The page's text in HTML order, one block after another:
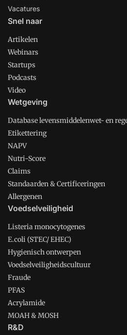
Vacatures
Snel naar
Artikelen
Webinars
Startups
Podcasts
Video
Wetgeving
Database levensmiddelenwet- en
Etikettering
NAPV
Nutri-Score
Claims
Standaarden & Certificeringen
Allergenen
Voedselveiligheid
Listeria monocytogenes
E.coli (STEC/ EHEC)
Hygienisch ontwerpen
Voedselveiligheidscultuur
Fraude
PFAS
Acrylamide
MOAH & MOSH
R&D